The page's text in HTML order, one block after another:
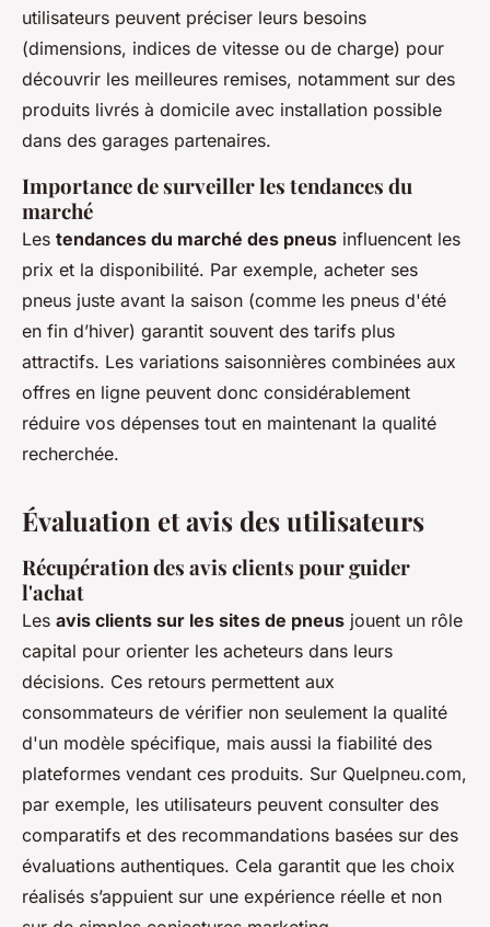
utilisateurs peuvent préciser leurs besoins
(dimensions, indices de vitesse ou de charge) pour
découvrir les meilleures remises, notamment sur des
produits livrés à domicile avec installation possible
dans des garages partenaires.
Importance de surveiller les tendances du
marché
Les tendances du marché des pneus influencent les
prix et la disponibilité. Par exemple, acheter ses
pneus juste avant la saison (comme les pneus d'été
en fin d’hiver) garantit souvent des tarifs plus
attractifs. Les variations saisonnières combinées aux
offres en ligne peuvent donc considérablement
réduire vos dépenses tout en maintenant la qualité
recherchée.
Évaluation et avis des utilisateurs
Récupération des avis clients pour guider
l'achat
Les avis clients sur les sites de pneus jouent un rôle
capital pour orienter les acheteurs dans leurs
décisions. Ces retours permettent aux
consommateurs de vérifier non seulement la qualité
d'un modèle spécifique, mais aussi la fiabilité des
plateformes vendant ces produits. Sur Quelpneu.com,
par exemple, les utilisateurs peuvent consulter des
comparatifs et des recommandations basées sur des
évaluations authentiques. Cela garantit que les choix
réalisés s’appuient sur une expérience réelle et non